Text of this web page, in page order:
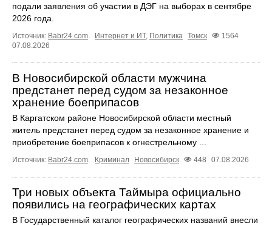
подали заявления об участии в ДЭГ на выборах в сентябре
2026 года.
Источник: Babr24.com. Интернет и ИТ, Политика Томск
1564
07.08.2026
В Новосибирской области мужчина
предстанет перед судом за незаконное
хранение боеприпасов
В Каргатском районе Новосибирской области местный
житель предстанет перед судом за незаконное хранение и
приобретение боеприпасов к огнестрельному ...
Источник: Babr24.com. Криминал Новосибирск 448 07.08.2026
Три новых объекта Таймыра официально
появились на географических картах
В Государственный каталог географических названий внесли